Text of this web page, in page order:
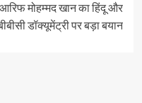
आरिफ मोहम्मद खान का हिंदू और
डॉक्यूमेंट्री पर बड़ा बयान